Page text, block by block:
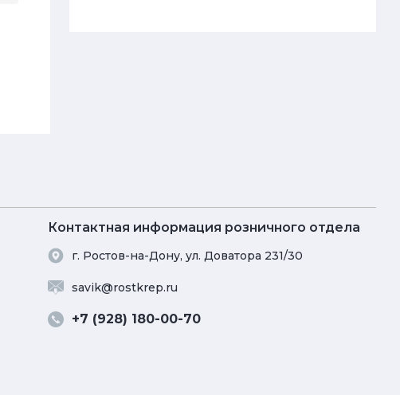
Контактная информация розничного отдела
г. Ростов-на-Дону, ул. Доватора 231/30
savik@rostkrep.ru
+7 (928) 180-00-70